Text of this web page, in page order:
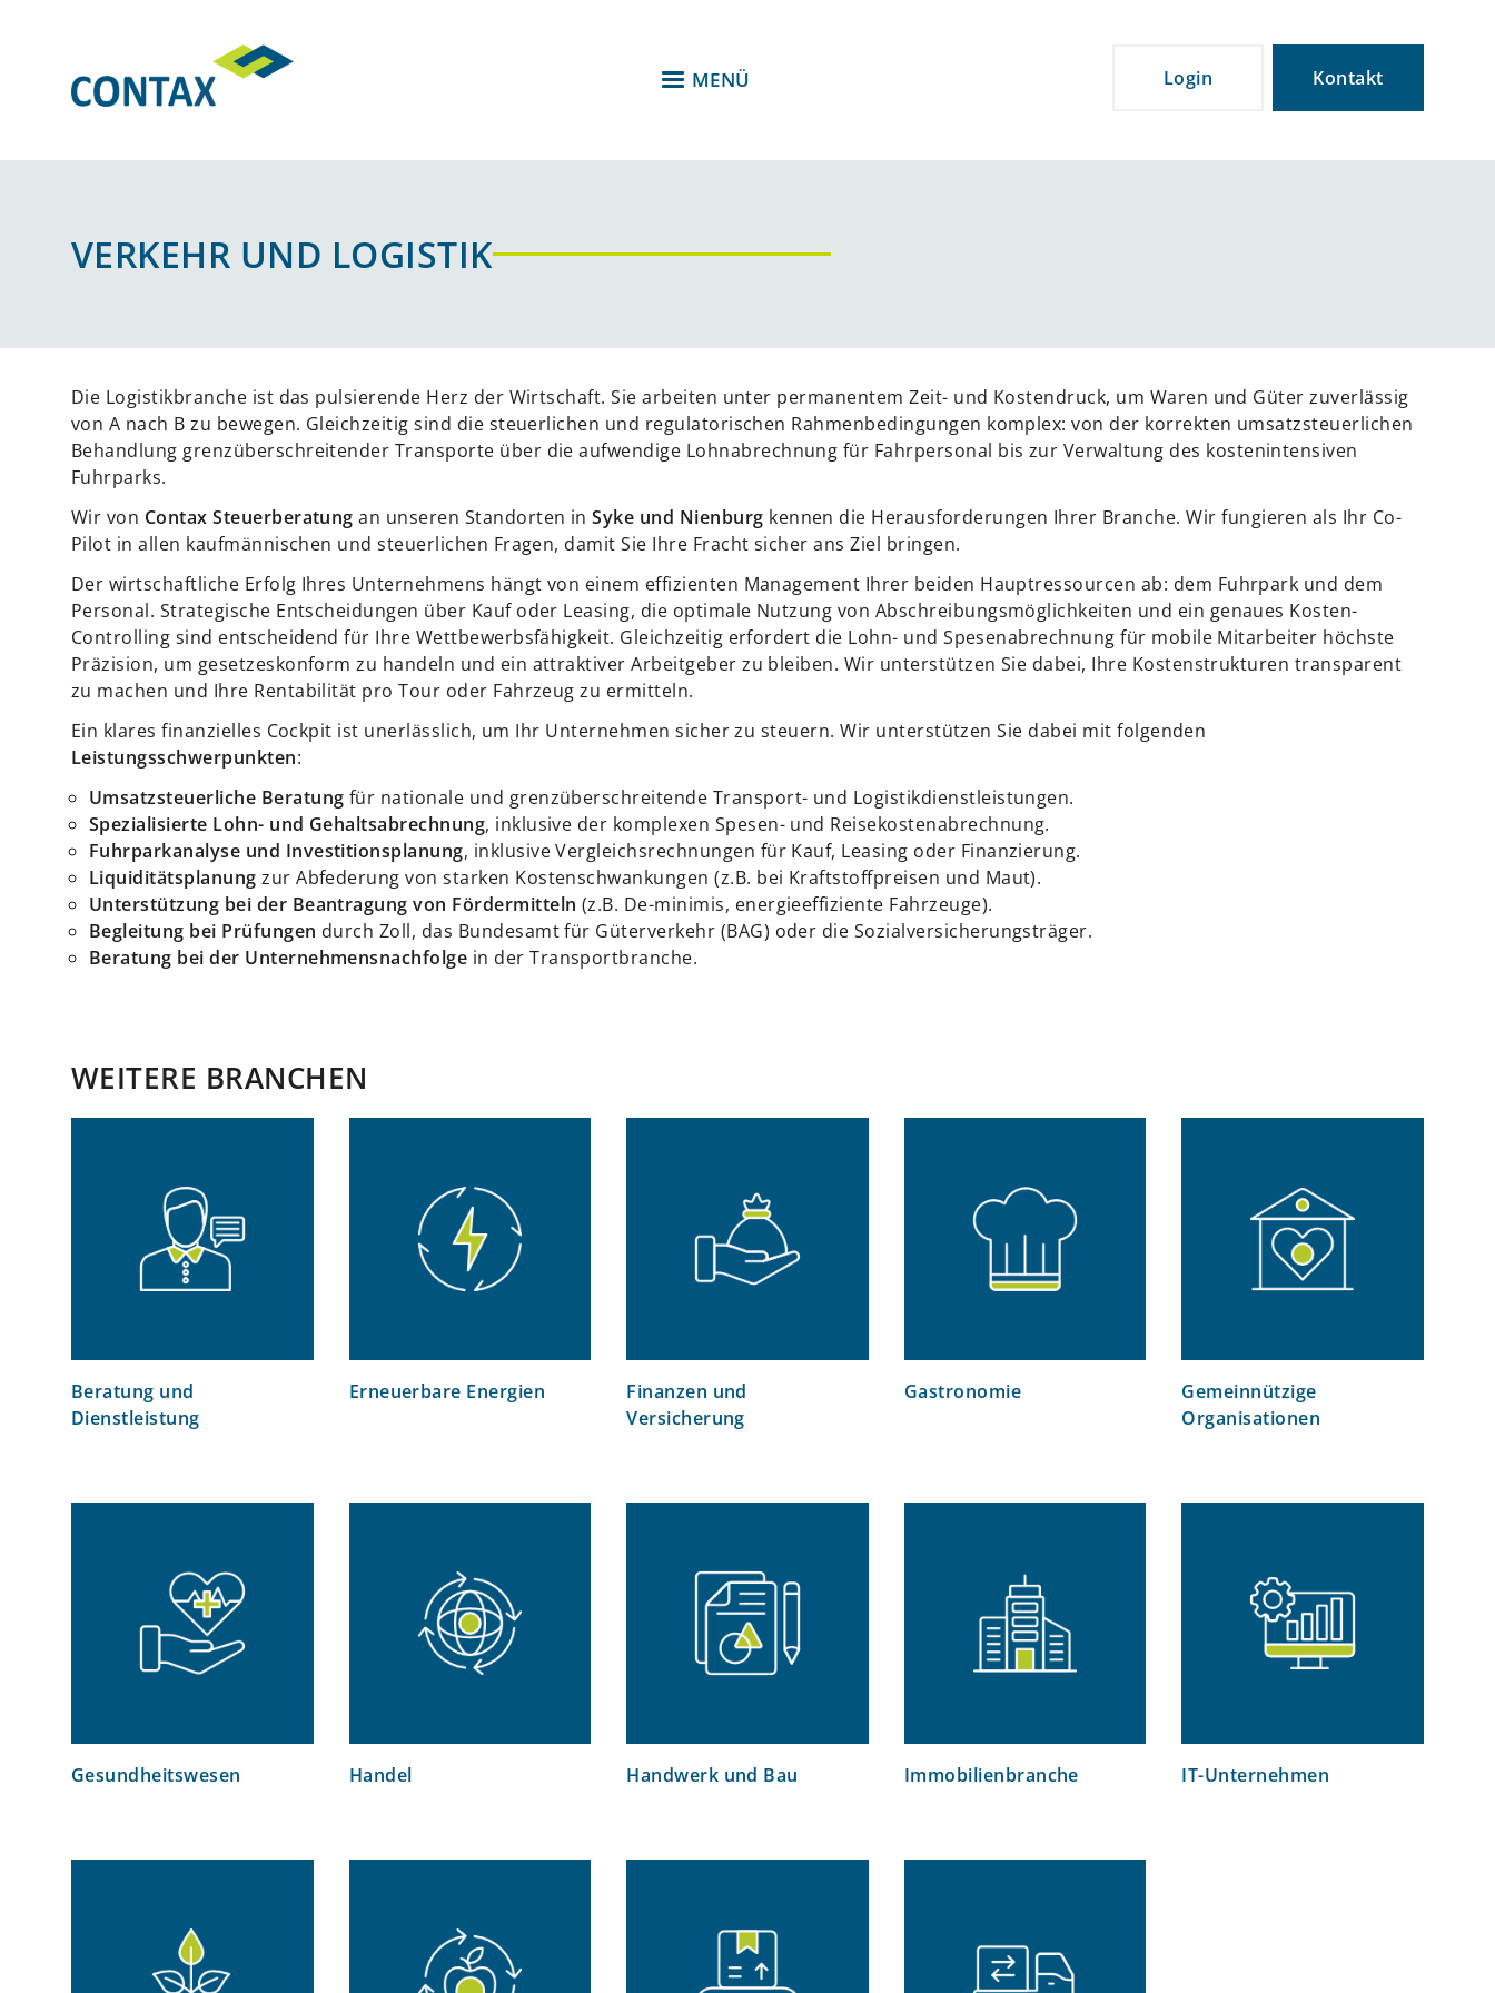
MENÜ Login Kontakt
VERKEHR UND LOGISTIK
Die Logistikbranche ist das pulsierende Herz der Wirtschaft. Sie arbeiten unter permanentem Zeit- und Kostendruck, um Waren und Güter zuverlässig
von A nach B zu bewegen. Gleichzeitig sind die steuerlichen und regulatorischen Rahmenbedingungen komplex: von der korrekten umsatzsteuerlichen
Behandlung grenzüberschreitender Transporte über die aufwendige Lohnabrechnung für Fahrpersonal bis zur Verwaltung des kostenintensiven
Fuhrparks.
Wir von Contax Steuerberatung an unseren Standorten inSyke und Nienburg kennen die Herausforderungen Ihrer Branche. Wir fungieren als Ihr Co-
Pilot in allen kaufmännischen und steuerlichen Fragen, damit Sie Ihre Fracht sicher ans Ziel bringen.
Der wirtschaftliche Erfolg Ihres Unternehmens hängt von einem effizienten Management Ihrer beiden Hauptressourcen ab: dem Fuhrpark und dem
Personal. Strategische Entscheidungen über Kauf oder Leasing, die optimale Nutzung von Abschreibungsmöglichkeiten und ein genaues Kosten-
Controlling sind entscheidend für Ihre Wettbewerbsfähigkeit. Gleichzeitig erfordert die Lohn- und Spesenabrechnung für mobile Mitarbeiter höchste
Präzision, um gesetzeskonform zu handeln und ein attraktiver Arbeitgeber zu bleiben. Wir unterstützen Sie dabei, Ihre Kostenstrukturen transparent
zu machen und Ihre Rentabilität pro Tour oder Fahrzeug zu ermitteln.
Ein klares finanzielles Cockpit ist unerlässlich, um Ihr Unternehmen sicher zu steuern. Wir unterstützen Sie dabei mit folgenden
Leistungsschwerpunkten:
Umsatzsteuerliche Beratung für nationale und grenzüberschreitende Transport- und Logistikdienstleistungen.
Spezialisierte Lohn- und Gehaltsabrechnung, inklusive der komplexen Spesen- und Reisekostenabrechnung.
Fuhrparkanalyse und Investitionsplanung, inklusive Vergleichsrechnungen für Kauf, Leasing oder Finanzierung.
Liquiditätsplanung zur Abfederung von starken Kostenschwankungen (z.B. bei Kraftstoffpreisen und Maut).
Unterstützung bei der Beantragung von Fördermitteln (z.B. De-minimis, energieeffiziente Fahrzeuge).
Begleitung bei Prüfungen durch Zoll, das Bundesamt für Güterverkehr (BAG) oder die Sozialversicherungsträger.
Beratung bei der Unternehmensnachfolge in der Transportbranche.
WEITERE BRANCHEN
Beratung und
Dienstleistung
Erneuerbare Energien
Finanzen und
Versicherung
Gastronomie
Gemeinnützige
Organisationen
Gesundheitswesen Handel Handwerk und Bau Immobilienbranche IT-Unternehmen